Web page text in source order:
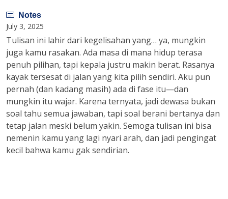
Notes
July 3, 2025
Tulisan ini lahir dari kegelisahan yang… ya, mungkin
juga kamu rasakan. Ada masa di mana hidup terasa
penuh pilihan, tapi kepala justru makin berat. Rasanya
kayak tersesat di jalan yang kita pilih sendiri. Aku pun
pernah (dan kadang masih) ada di fase itu—dan
mungkin itu wajar. Karena ternyata, jadi dewasa bukan
soal tahu semua jawaban, tapi soal berani bertanya dan
tetap jalan meski belum yakin. Semoga tulisan ini bisa
nemenin kamu yang lagi nyari arah, dan jadi pengingat
kecil bahwa kamu gak sendirian.